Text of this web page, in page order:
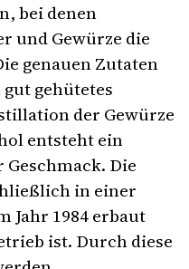
bei denen
und Gewürze die
genauen Zutaten
gehütetes
der Gewürze
entsteht ein
Die
in einer
Jahr 1984 erbaut
ist. Durch diese